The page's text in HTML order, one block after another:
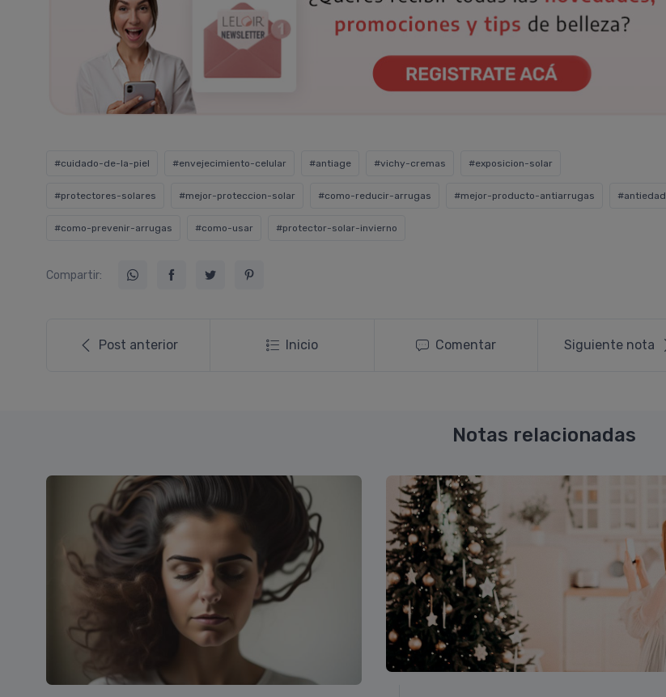
#cuidado-de-la-piel #envejecimiento-celular #antiage #vichy-cremas #exposicion-solar
#protectores-solares #mejor-proteccion-solar #como-reducir-arrugas #mejor-producto-antiarrugas #antiedad
#como-prevenir-arrugas #como-usar #protector-solar-invierno
Compartir:
Post anterior Inicio Comentar Siguiente nota
Notas relacionadas